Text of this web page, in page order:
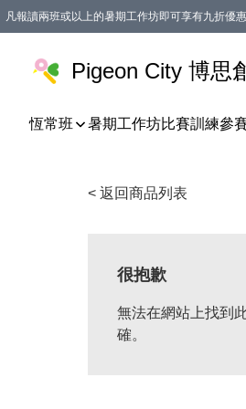
凡報讀兩班或以上的暑期工作坊即可享有九折優惠
Pigeon City 博思
恆常班 暑期工作坊比賽訓練參
< 返回商品列表
很抱歉
無法在網站上找到
確。